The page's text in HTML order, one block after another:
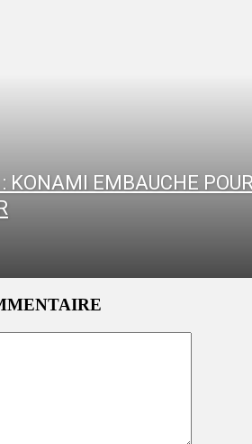
KONAMI EMBAUCHE